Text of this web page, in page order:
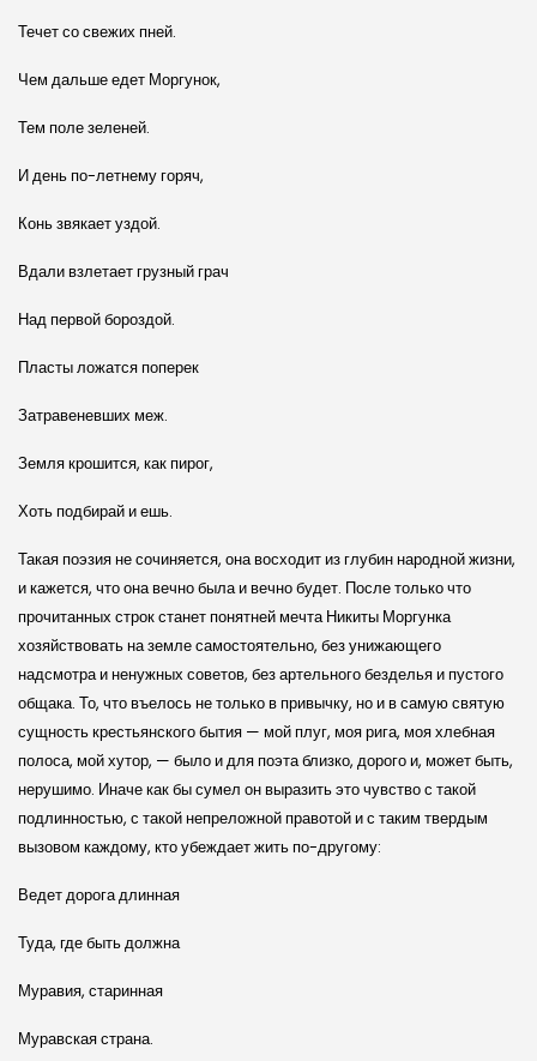
Течет со свежих пней.
Чем дальше едет Моргунок,
Тем поле зеленей.
И день по-летнему горяч,
Конь звякает уздой.
Вдали взлетает грузный грач
Над первой бороздой.
Пласты ложатся поперек
Затравеневших меж.
Земля крошится, как пирог,
Хоть подбирай и ешь.
Такая поэзия не сочиняется, она восходит из глубин народной жизни,
и кажется, что она вечно была и вечно будет. После только что
прочитанных строк станет понятней мечта Никиты Моргунка
хозяйствовать на земле самостоятельно, без унижающего
надсмотра и ненужных советов, без артельного безделья и пустого
общака. То, что въелось не только в привычку, но и в самую святую
сущность крестьянского бытия — мой плуг, моя рига, моя хлебная
полоса, мой хутор, — было и для поэта близко, дорого и, может быть,
нерушимо. Иначе как бы сумел он выразить это чувство с такой
подлинностью, с такой непреложной правотой и с таким твердым
вызовом каждому, кто убеждает жить по-другому:
Ведет дорога длинная
Туда, где быть должна
Муравия, старинная
Муравская страна.